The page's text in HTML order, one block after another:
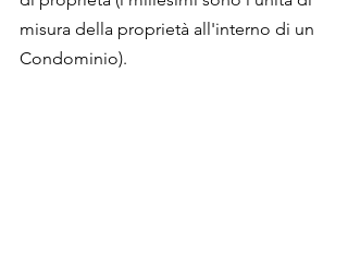
misura della proprietà all'interno di un
Condominio).